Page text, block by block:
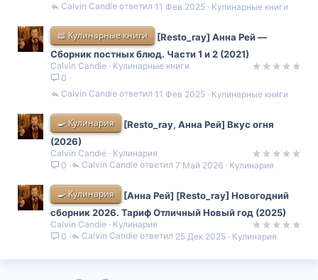
Кулинарные книги
11 Фев 2025
Calvin Candie
📖 Кулинарные книги
[Resto_ray] Анна Рей ―
Сборник постных блюд. Части 1 и 2 (2021)
Calvin Candie
Кулинарные книги
0
Кулинарные книги
11 Фев 2025
Calvin Candie
🍳 Кулинария
[Resto_ray, Анна Рей] Вкус огня
(2026)
Calvin Candie
Кулинария
0
Кулинария
7 Май 2026
Calvin Candie
🍳 Кулинария
[Анна Рей] [Resto_ray] Новогодний
сборник 2026. Тариф Отличный Новый год (2025)
Calvin Candie
Кулинария
0
Кулинария
25 Дек 2025
Calvin Candie